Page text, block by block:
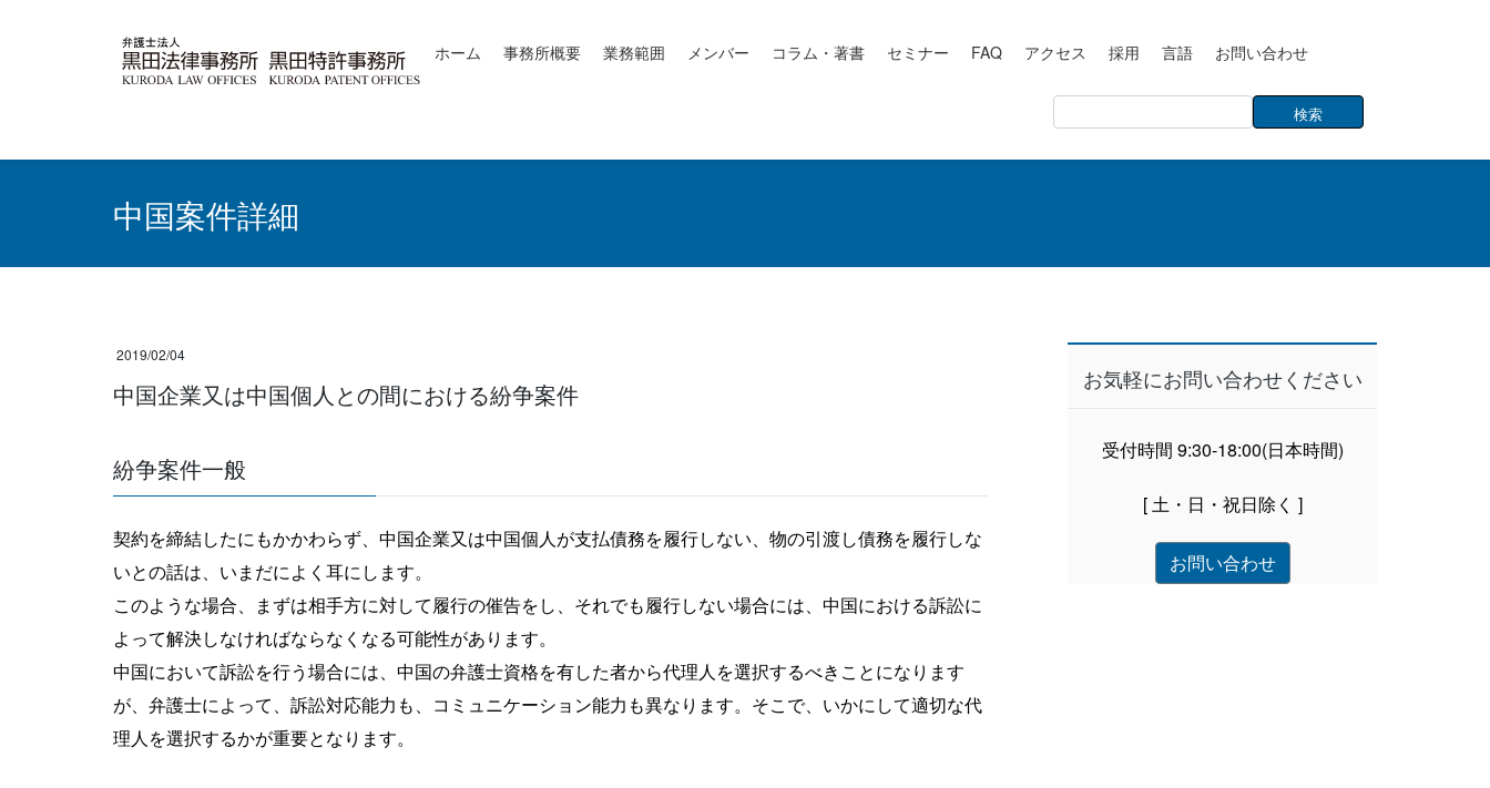
ホーム 事務所概要 業務範囲 メンバー コラム・著書 セミナー FAQ アクセス 採用 言語 お問い合わせ
中国案件詳細
2019/02/04
中国企業又は中国個人との間における紛争案件
紛争案件一般
契約を締結したにもかかわらず、中国企業又は中国個人が支払債務を履行しない、物の引渡し債務を履行しな
いとの話は、いまだによく耳にします。
このような場合、まずは相手方に対して履行の催告をし、それでも履行しない場合には、中国における訴訟に
よって解決しなければならなくなる可能性があります。
中国において訴訟を行う場合には、中国の弁護士資格を有した者から代理人を選択するべきことになります
が、弁護士によって、訴訟対応能力も、コミュニケーション能力も異なります。そこで、いかにして適切な代
理人を選択するかが重要となります。
お気軽にお問い合わせください
受付時間 9:30-18:00(日本時間)
[ 土・日・祝日除く ]
お問い合わせ